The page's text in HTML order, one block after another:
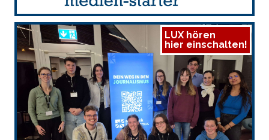
LUX hören
hier einschalten!